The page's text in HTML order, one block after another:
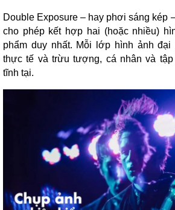
Double Exposure – hay phơi sáng kép
cho phép kết hợp hai (hoặc nhiều)
phẩm duy nhất. Mỗi lớp hình ảnh đại
thực tế và trừu tượng, cá nhân và
tĩnh tại.